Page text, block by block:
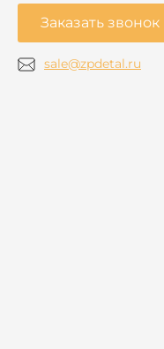
Заказать звонок
sale@zpdetal.ru